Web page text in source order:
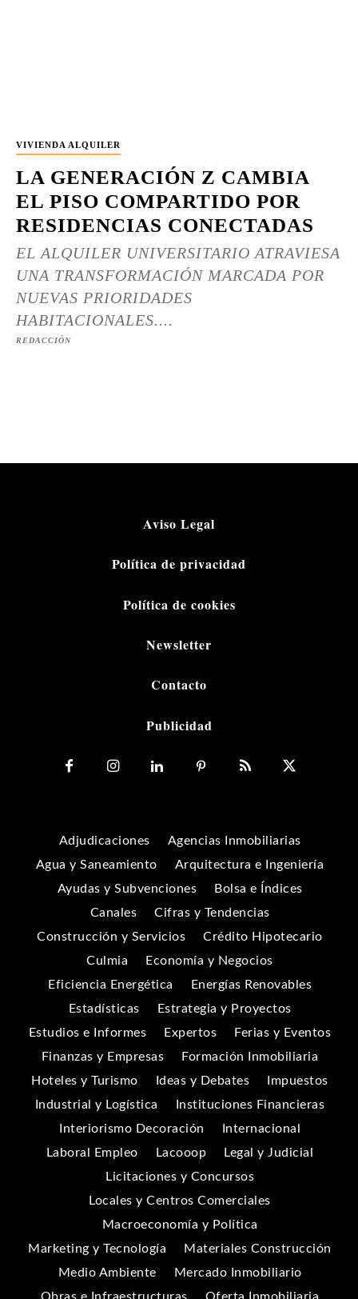
VIVIENDA ALQUILER
LA GENERACIÓN Z CAMBIA
EL PISO COMPARTIDO POR
RESIDENCIAS CONECTADAS
EL ALQUILER UNIVERSITARIO ATRAVIESA
UNA TRANSFORMACIÓN MARCADA POR
NUEVAS PRIORIDADES
HABITACIONALES....
REDACCIÓN
Aviso Legal
Política de privacidad
Política de cookies
Newsletter
Contacto
Publicidad
Adjudicaciones
Agencias Inmobiliarias
Agua y Saneamiento
Arquitectura e Ingeniería
Ayudas y Subvenciones
Bolsa e Índices
Canales
Cifras y Tendencias
Construcción y Servicios
Crédito Hipotecario
Culmia
Economía y Negocios
Eficiencia Energética
Energías Renovables
Estadísticas
Estrategia y Proyectos
Estudios e Informes
Expertos
Ferias y Eventos
Finanzas y Empresas
Formación Inmobiliaria
Hoteles y Turismo
Ideas y Debates
Impuestos
Industrial y Logística
Instituciones Financieras
Interiorismo Decoración
Internacional
Laboral Empleo
Lacooop
Legal y Judicial
Licitaciones y Concursos
Locales y Centros Comerciales
Macroeconomía y Política
Marketing y Tecnología
Materiales Construcción
Medio Ambiente
Mercado Inmobiliario